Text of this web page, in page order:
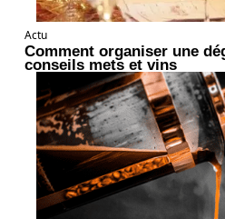
Actu
Comment organiser une
conseils mets et vins